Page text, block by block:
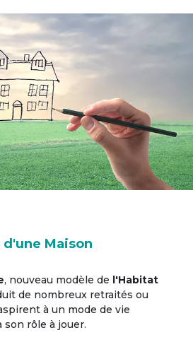
Maison
, nouveau modèle de l'Habitat
de nombreux retraités ou
à un mode de vie
rôle à jouer.